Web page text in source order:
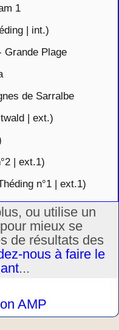
1
| int.)
Grande Plage
de Sarralbe
| ext.)
| ext.1)
n°1 | ext.1)
ou utilise un
mieux se
de résultats des
nous à faire le
...
AMP